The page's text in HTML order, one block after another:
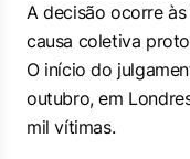
A decisão ocorre
causa coletiva
O início do
outubro, em
mil vítimas.